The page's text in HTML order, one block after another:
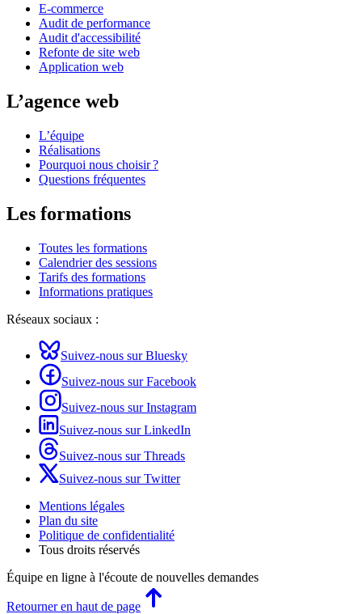
E-commerce
Audit de performance
Audit d'accessibilité
Refonte de site web
Application web
L’agence web
L’équipe
Réalisations
Pourquoi nous choisir ?
Questions fréquentes
Les formations
Toutes les formations
Calendrier des sessions
Tarifs des formations
Informations pratiques
Réseaux sociaux :
Suivez-nous sur Bluesky
Suivez-nous sur Facebook
Suivez-nous sur Instagram
Suivez-nous sur LinkedIn
Suivez-nous sur Threads
Suivez-nous sur Twitter
Mentions légales
Plan du site
Politique de confidentialité
Tous droits réservés
Équipe en ligne à l'écoute de nouvelles demandes
Retourner en haut de page